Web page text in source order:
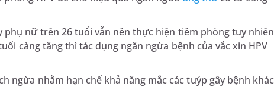
nữ trên 26 tuổi vẫn nên thực hiện tiêm phòng tuy nhiên
càng tăng thì tác dụng ngăn ngừa bệnh của vắc xin HPV
ngừa nhằm hạn chế khả năng mắc các tuýp gây bệnh khác